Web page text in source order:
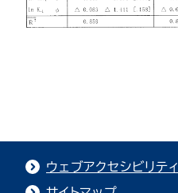
ウェブアクセシビリティ